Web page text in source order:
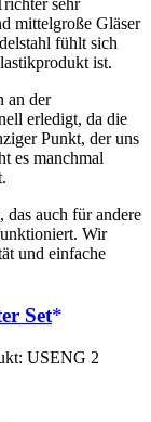
sehr
mittelgroße Gläser
fühlt sich
ist.
an der
erledigt, da die
Punkt, der uns
es manchmal
das auch für andere
Wir
und einfache
Set